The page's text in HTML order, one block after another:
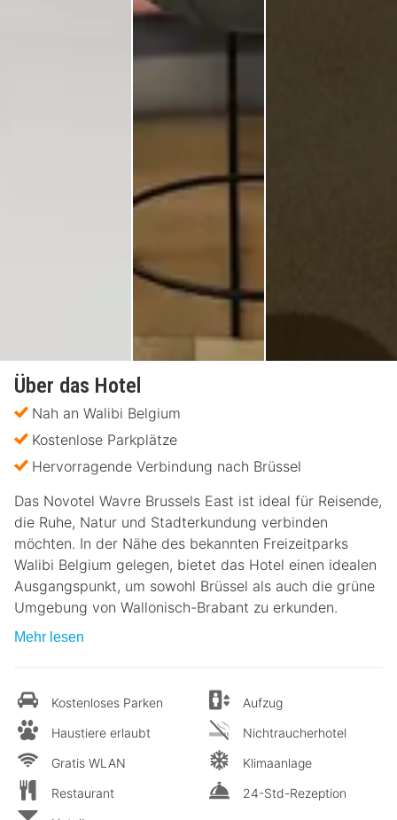
Über das Hotel
Nah an Walibi Belgium
Kostenlose Parkplätze
Hervorragende Verbindung nach Brüssel
Das Novotel Wavre Brussels East ist ideal für Reisende,
die Ruhe, Natur und Stadterkundung verbinden
möchten. In der Nähe des bekannten Freizeitparks
Walibi Belgium gelegen, bietet das Hotel einen idealen
Ausgangspunkt, um sowohl Brüssel als auch die grüne
Umgebung von Wallonisch-Brabant zu erkunden.
Mehr lesen
Kostenloses Parken
Haustiere erlaubt
Gratis WLAN
Restaurant
Aufzug
Nichtraucherhotel
Klimaanlage
24-Std-Rezeption